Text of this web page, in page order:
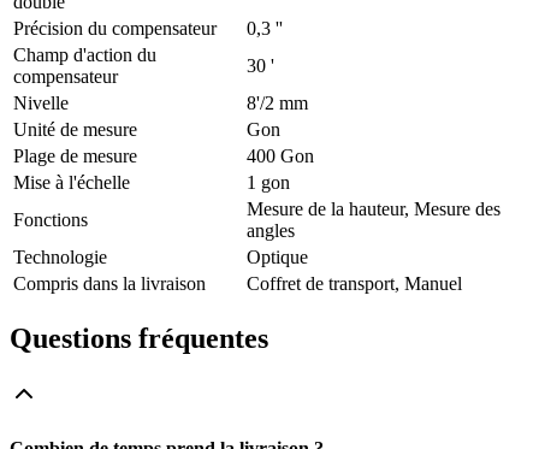
Précision du compensateur
0,3 ''
Champ d'action du
compensateur
30 '
Nivelle
8'/2 mm
Unité de mesure
Gon
Plage de mesure
400 Gon
Mise à l'échelle
1 gon
Fonctions
Mesure de la hauteur, Mesure des
angles
Technologie
Optique
Compris dans la livraison
Coffret de transport, Manuel
Questions fréquentes